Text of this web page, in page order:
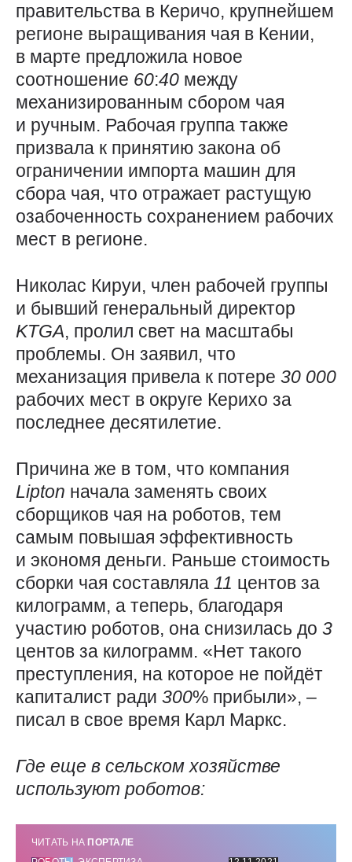
правительства в Керичо, крупнейшем
регионе выращивания чая в Кении,
в марте предложила новое
соотношение 60:40 между
механизированным сбором чая
и ручным. Рабочая группа также
призвала к принятию закона об
ограничении импорта машин для
сбора чая, что отражает растущую
озабоченность сохранением рабочих
мест в регионе.
Николас Кируи, член рабочей группы
и бывший генеральный директор
KTGA, пролил свет на масштабы
проблемы. Он заявил, что
механизация привела к потере 30 000
рабочих мест в округе Керихо за
последнее десятилетие.
Причина же в том, что компания
Lipton начала заменять своих
сборщиков чая на роботов, тем
самым повышая эффективность
и экономя деньги. Раньше стоимость
сборки чая составляла 11 центов за
килограмм, а теперь, благодаря
участию роботов, она снизилась до 3
центов за килограмм. «Нет такого
преступления, на которое не пойдёт
капиталист ради 300% прибыли», –
писал в свое время Карл Маркс.
Где еще в сельском хозяйстве
используют роботов:
ЧИТАТЬ НА ПОРТАЛЕ